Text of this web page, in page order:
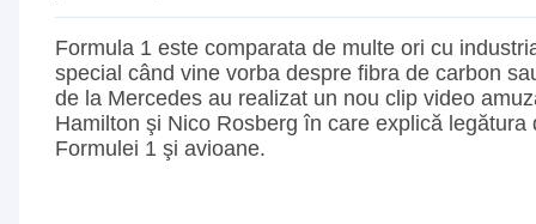
Formula 1 este comparata de multe ori cu
special când vine vorba despre fibra de carbon
de la Mercedes au realizat un nou clip video
Hamilton şi Nico Rosberg în care explică legătura
Formulei 1 şi avioane.